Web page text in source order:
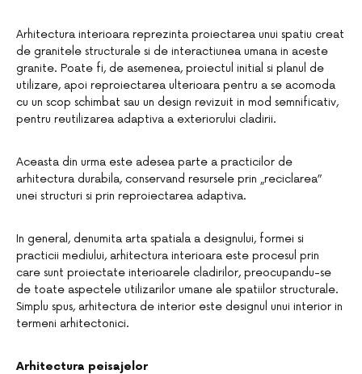
Arhitectura interioara reprezinta proiectarea unui spatiu creat
de granitele structurale si de interactiunea umana in aceste
granite. Poate fi, de asemenea, proiectul initial si planul de
utilizare, apoi reproiectarea ulterioara pentru a se acomoda
cu un scop schimbat sau un design revizuit in mod semnificativ,
pentru reutilizarea adaptiva a exteriorului cladirii.
Aceasta din urma este adesea parte a practicilor de
arhitectura durabila, conservand resursele prin „reciclarea”
unei structuri si prin reproiectarea adaptiva.
In general, denumita arta spatiala a designului, formei si
practicii mediului, arhitectura interioara este procesul prin
care sunt proiectate interioarele cladirilor, preocupandu-se
de toate aspectele utilizarilor umane ale spatiilor structurale.
Simplu spus, arhitectura de interior este designul unui interior in
termeni arhitectonici.
Arhitectura peisajelor